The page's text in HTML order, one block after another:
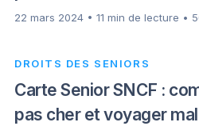
22 mars 2024 • 11 min de lecture •
DROITS DES SENIORS
Carte Senior SNCF :
pas cher et voyager